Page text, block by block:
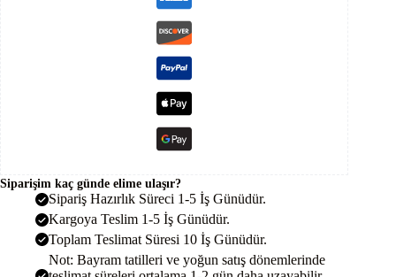
Siparişim kaç günde elime ulaşır?
Sipariş Hazırlık Süreci 1-5 İş Günüdür.
Kargoya Teslim 1-5 İş Günüdür.
Toplam Teslimat Süresi 10 İş Günüdür.
Not: Bayram tatilleri ve yoğun satış dönemlerinde